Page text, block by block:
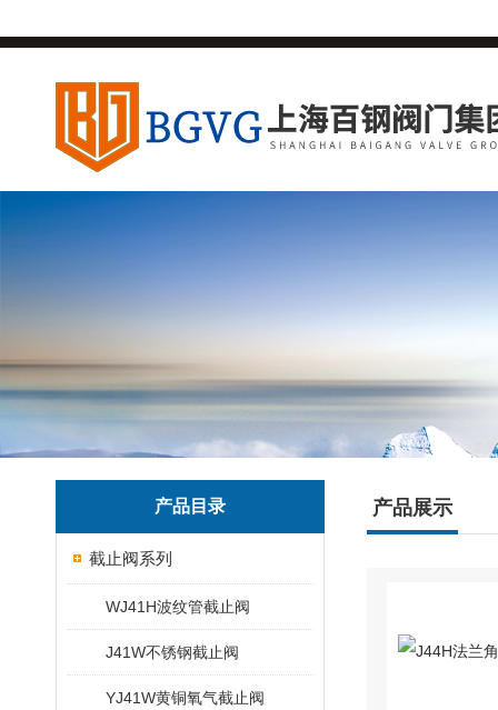
产品目录
截止阀系列
WJ41H波纹管截止阀
J41W不锈钢截止阀
YJ41W黄铜氧气截止阀
产品展示